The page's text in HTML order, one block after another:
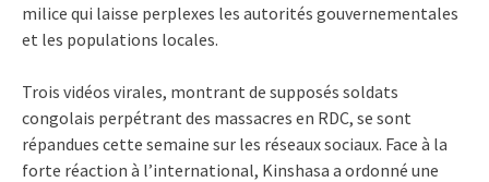
milice qui laisse perplexes les autorités gouvernementales
et les populations locales.
Trois vidéos virales, montrant de supposés soldats
congolais perpétrant des massacres en RDC, se sont
répandues cette semaine sur les réseaux sociaux. Face à la
forte réaction à l’international, Kinshasa a ordonné une